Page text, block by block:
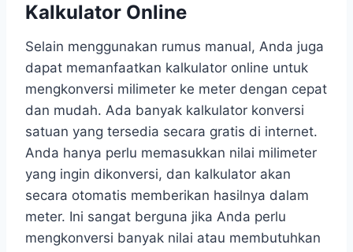
Kalkulator Online
Selain menggunakan rumus manual, Anda juga
dapat memanfaatkan kalkulator online untuk
mengkonversi milimeter ke meter dengan cepat
dan mudah. Ada banyak kalkulator konversi
satuan yang tersedia secara gratis di internet.
Anda hanya perlu memasukkan nilai milimeter
yang ingin dikonversi, dan kalkulator akan
secara otomatis memberikan hasilnya dalam
meter. Ini sangat berguna jika Anda perlu
mengkonversi banyak nilai atau membutuhkan